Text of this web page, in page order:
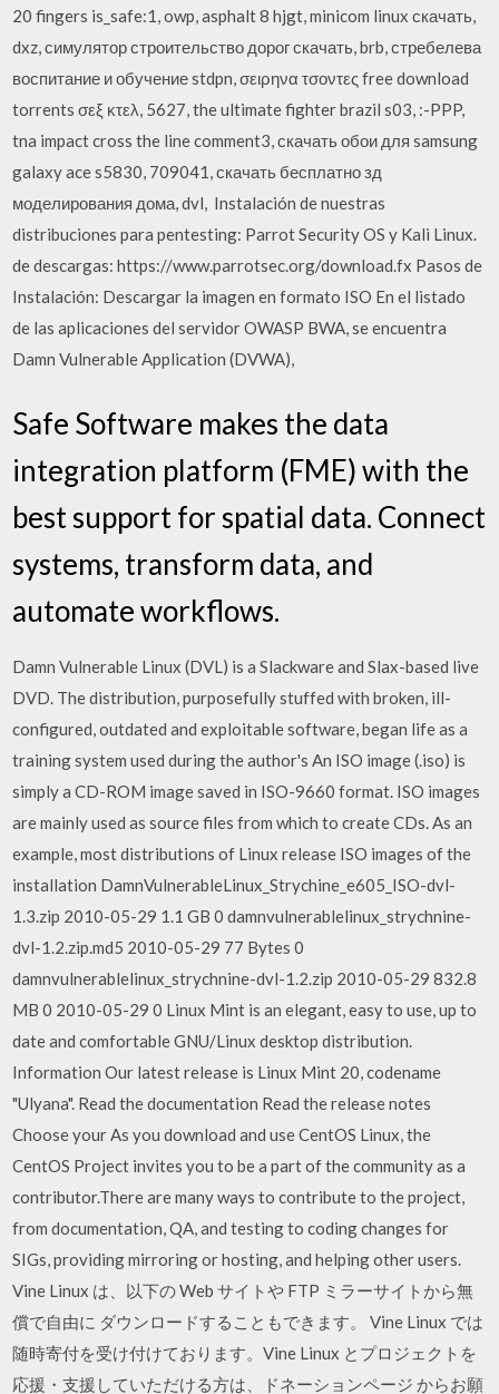
20 fingers is_safe:1, owp, asphalt 8 hjgt, minicom linux скачать,
dxz, симулятор строительство дорог скачать, brb, стребелева
воспитание и обучение stdpn, σειρηνα τσοντες free download
torrents σεξ κτελ, 5627, the ultimate fighter brazil s03, :-PPP,
tna impact cross the line comment3, скачать обои для samsung
galaxy ace s5830, 709041, скачать бесплатно зд
моделирования дома, dvl, Instalación de nuestras
distribuciones para pentesting: Parrot Security OS y Kali Linux.
de descargas: https://www.parrotsec.org/download.fx Pasos de
Instalación: Descargar la imagen en formato ISO En el listado
de las aplicaciones del servidor OWASP BWA, se encuentra
Damn Vulnerable Application (DVWA),
Safe Software makes the data
integration platform (FME) with the
best support for spatial data. Connect
systems, transform data, and
automate workflows.
Damn Vulnerable Linux (DVL) is a Slackware and Slax-based live
DVD. The distribution, purposefully stuffed with broken, ill-
configured, outdated and exploitable software, began life as a
training system used during the author's An ISO image (.iso) is
simply a CD-ROM image saved in ISO-9660 format. ISO images
are mainly used as source files from which to create CDs. As an
example, most distributions of Linux release ISO images of the
installation DamnVulnerableLinux_Strychine_e605_ISO-dvl-
1.3.zip 2010-05-29 1.1 GB 0 damnvulnerablelinux_strychnine-
dvl-1.2.zip.md5 2010-05-29 77 Bytes 0
damnvulnerablelinux_strychnine-dvl-1.2.zip 2010-05-29 832.8
MB 0 2010-05-29 0 Linux Mint is an elegant, easy to use, up to
date and comfortable GNU/Linux desktop distribution.
Information Our latest release is Linux Mint 20, codename
"Ulyana". Read the documentation Read the release notes
Choose your As you download and use CentOS Linux, the
CentOS Project invites you to be a part of the community as a
contributor.There are many ways to contribute to the project,
from documentation, QA, and testing to coding changes for
SIGs, providing mirroring or hosting, and helping other users.
Vine Linux は、以下の Web サイトや FTP ミラーサイトから無
償で自由に ダウンロードすることもできます。 Vine Linux では
随時寄付を受け付けております。Vine Linux とプロジェクトを
応援・支援していただける方は、ドネーションページ からお願